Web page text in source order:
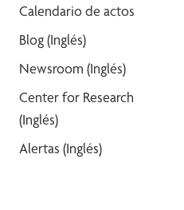
Calendario de actos
Blog (Inglés)
Newsroom (Inglés)
Center for Research
(Inglés)
Alertas (Inglés)